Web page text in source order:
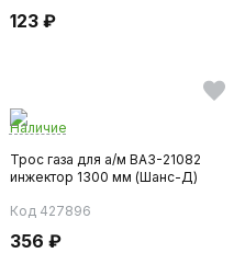
123 ₽
Наличие
Трос газа для а/м ВАЗ-21082
инжектор 1300 мм (Шанс-Д)
Код 427896
356 ₽